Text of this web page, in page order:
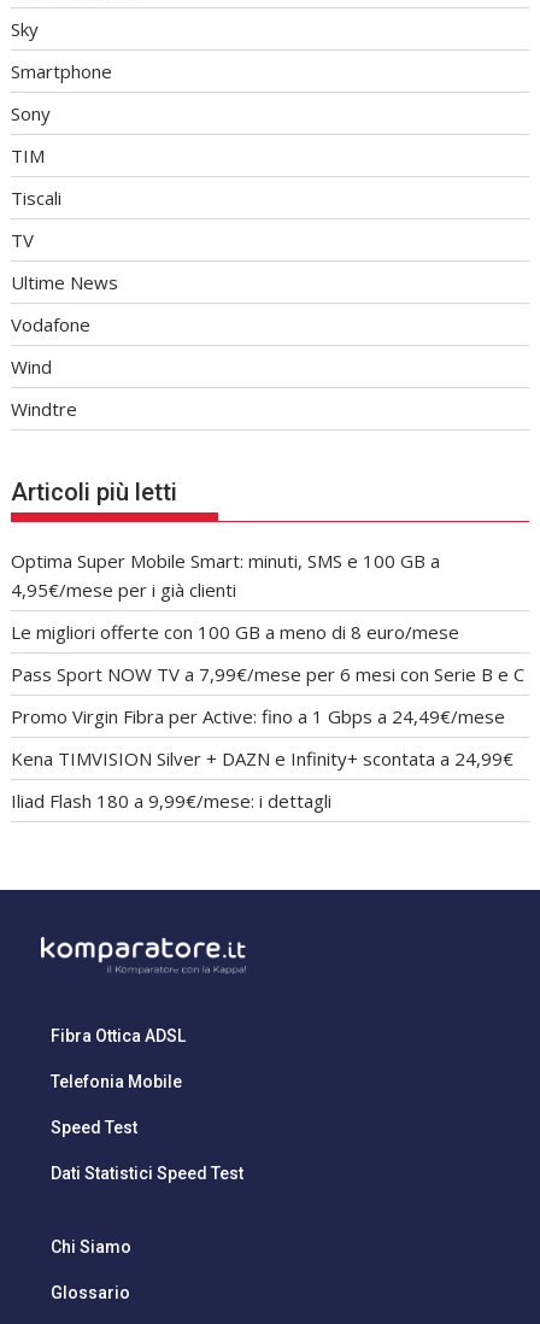
Sky
Smartphone
Sony
TIM
Tiscali
TV
Ultime News
Vodafone
Wind
Windtre
Articoli più letti
Optima Super Mobile Smart: minuti, SMS e 100 GB a
4,95€/mese per i già clienti
Le migliori offerte con 100 GB a meno di 8 euro/mese
Pass Sport NOW TV a 7,99€/mese per 6 mesi con Serie B e C
Promo Virgin Fibra per Active: fino a 1 Gbps a 24,49€/mese
Kena TIMVISION Silver + DAZN e Infinity+ scontata a 24,99€
Iliad Flash 180 a 9,99€/mese: i dettagli
Fibra Ottica ADSL
Telefonia Mobile
Speed Test
Dati Statistici Speed Test
Chi Siamo
Glossario